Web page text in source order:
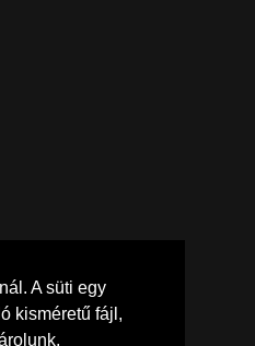
A süti egy
kisméretű fájl,